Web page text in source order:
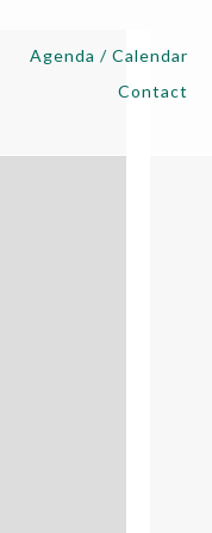
Agenda / Calendar
Contact